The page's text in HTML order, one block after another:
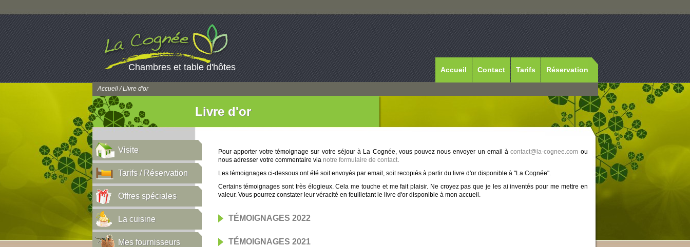
Chambres et table d'hôtes Accueil Contact Tarifs Réservation
Accueil/ Livre d'or
Livre d'or
Visite
Tarifs / Réservation
Offres spéciales
La cuisine
Mes fournisseurs
Pour apporter votre témoignage sur votre séjour à La Cognée, vous pouvez nous envoyer un email àcontact@la-cognee.com ou
nous adresser votre commentaire via notre formulaire de contact.
Les témoignages ci-dessous ont été soit envoyés par email, soit recopiés à partir du livre d'or disponible à "La Cognée".
Certains témoignages sont très élogieux. Cela me touche et me fait plaisir. Ne croyez pas que je les ai inventés pour me mettre en
valeur. Vous pourrez constater leur véracité en feuilletant le livre d'or disponible à mon accueil.
TÉMOIGNAGES 2022
TÉMOIGNAGES 2021